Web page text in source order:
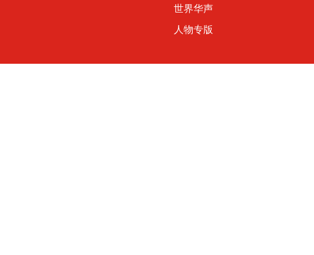
世界华声
人物专版